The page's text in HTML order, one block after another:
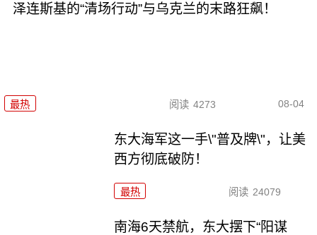
泽连斯基的“清场行动”与乌克兰的末路狂飙！
最热 阅读 4273 08-04
东大海军这一手\"普及牌\"，让美
西方彻底破防！
最热 阅读 24079
南海6天禁航，东大摆下“阳谋